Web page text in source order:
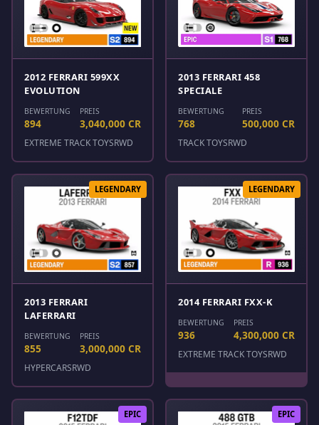
2012 FERRARI 599XX
EVOLUTION
BEWERTUNG
894
PREIS
3,040,000 CR
EXTREME TRACK TOYSRWD
2013 FERRARI 458
SPECIALE
BEWERTUNG
768
PREIS
500,000 CR
TRACK TOYSRWD
LEGENDARY
2013 FERRARI
LAFERRARI
BEWERTUNG
855
PREIS
3,000,000 CR
HYPERCARSRWD
LEGENDARY
2014 FERRARI FXX-K
BEWERTUNG
936
PREIS
4,300,000 CR
EXTREME TRACK TOYSRWD
EPIC EPIC